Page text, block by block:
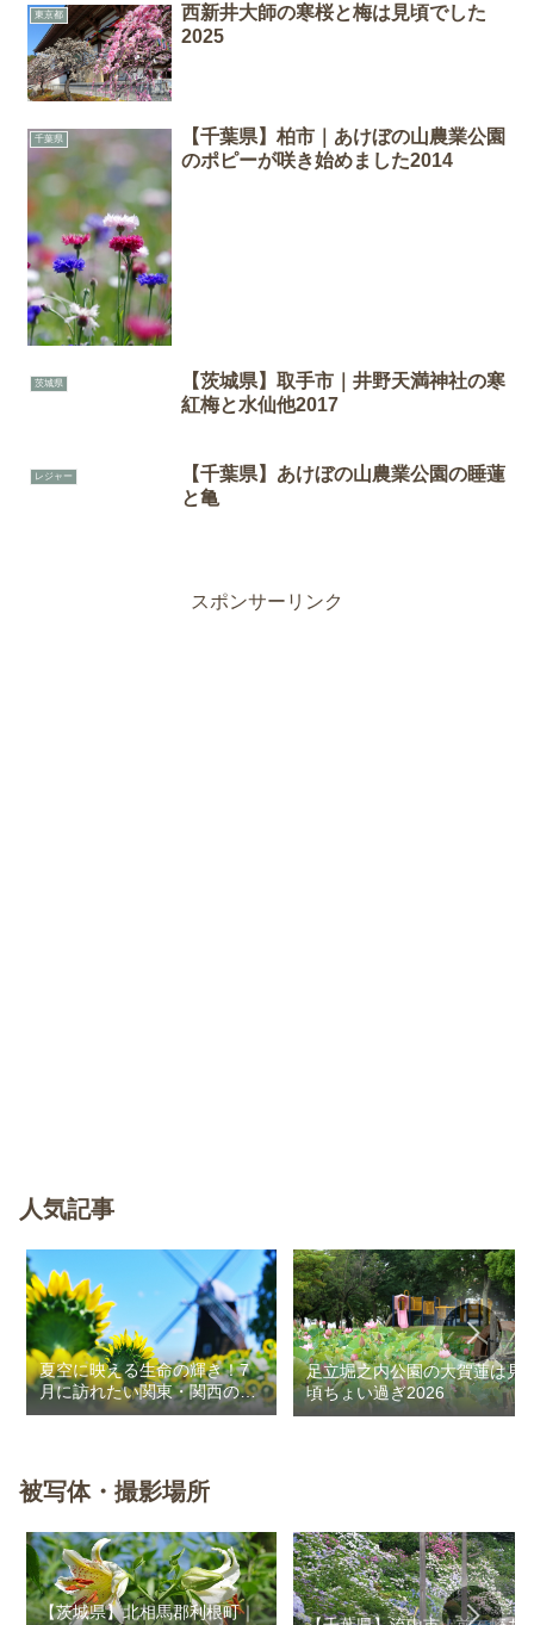
東京都
西新井大師の寒桜と梅は見頃でした
2025
千葉県
【千葉県】柏市｜あけぼの山農業公園
のポピーが咲き始めました2014
茨城県
【茨城県】取手市｜井野天満神社の寒
紅梅と水仙他2017
レジャー
【千葉県】あけぼの山農業公園の睡蓮
と亀
スポンサーリンク
人気記事
夏空に映える生命の輝き！7
月に訪れたい関東・関西のお
花畑
足立堀之内公園の大賀蓮は見
頃ちょい過ぎ2026
被写体・撮影場所
【茨城県】北相馬郡利根町｜